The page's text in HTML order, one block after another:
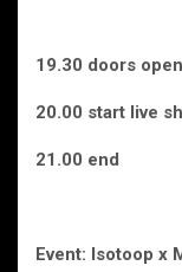
19.30 doors open
20.00 start live
21.00 end
Event: Isotoop x